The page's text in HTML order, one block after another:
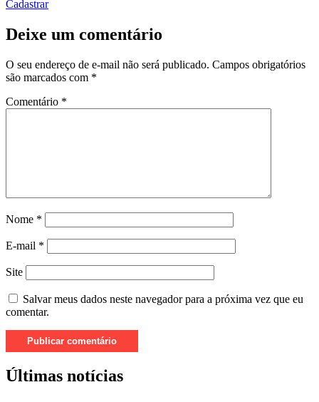
Cadastrar
Deixe um comentário
O seu endereço de e-mail não será publicado. Campos obrigatórios
são marcados com *
Comentário *
Nome *
E-mail *
Site
Salvar meus dados neste navegador para a próxima vez que eu
comentar.
Últimas notícias